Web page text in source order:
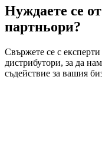
Нуждаете се
партньори?
Свържете се с
дистрибутори, за да
съдействие за вашия